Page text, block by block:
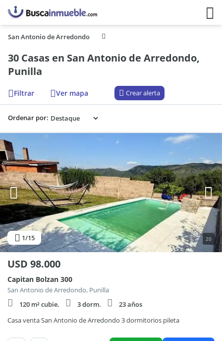
San Antonio de Arredondo
30 Casas en San Antonio de Arredondo,
Punilla
Filtrar Ver mapa Crear alerta
Ordenar por:
1/15 20
USD 98.000
Capitan Bolzan 300
San Antonio de Arredondo, Punilla
120 m² cubie.
3 dorm.
23 años
Casa venta San Antonio de Arredondo 3 dormitorios pileta